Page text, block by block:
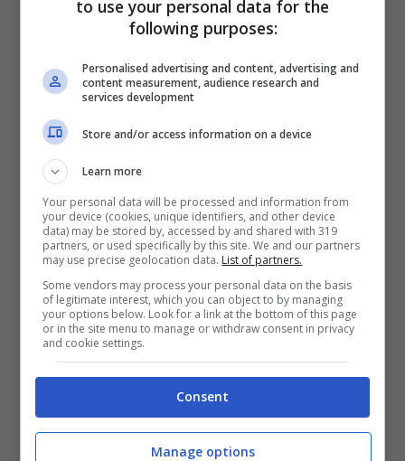
Jxdn – So What!: audio, testo e
traduzione della canzone
17 Luglio 2020
to use your personal data for the
following purposes:
Personalised advertising and content, advertising and
content measurement, audience research and
services development
Store and/or access information on a device
Learn more
Your personal data will be processed and information from
your device (cookies, unique identifiers, and other device
data) may be stored by, accessed by and shared with 319
partners, or used specifically by this site. We and our partners
may use precise geolocation data. List of partners.
Some vendors may process your personal data on the basis
of legitimate interest, which you can object to by managing
your options below. Look for a link at the bottom of this page
or in the site menu to manage or withdraw consent in privacy
and cookie settings.
Consent
Manage options